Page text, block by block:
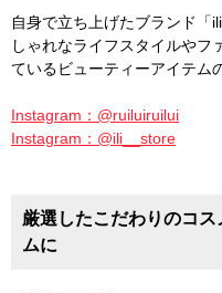
自身で立ち上げたブランド「
しゃれなライフスタイルやフ
ているビューティーアイテム
Instagram：@ruiluiruilui
Instagram：@ili__store
厳選したこだわりのコ
ムに